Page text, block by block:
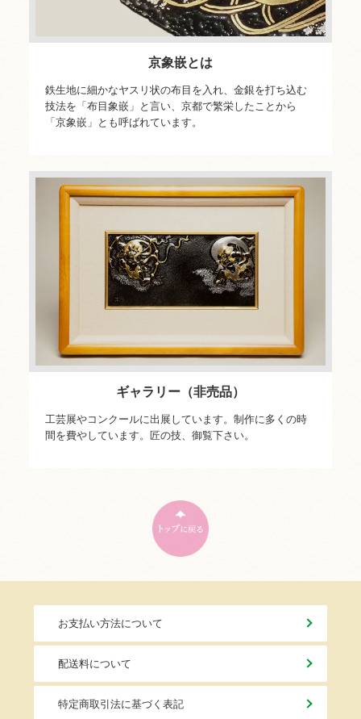
京象嵌とは
鉄生地に細かなヤスリ状の布目を入れ、金銀を打ち込む
技法を「布目象嵌」と言い、京都で繁栄したことから
「京象嵌」とも呼ばれています。
ギャラリー（非売品）
工芸展やコンクールに出展しています。制作に多くの時
間を費やしています。匠の技、御覧下さい。
お支払い方法について
配送料について
特定商取引法に基づく表記